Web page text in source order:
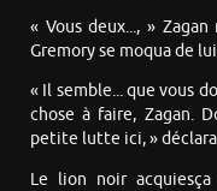
« Vous deux..., »
Gremory se moqua de
« Il semble... que vous
chose à faire, Zagan.
petite lutte ici, »
Le lion noir